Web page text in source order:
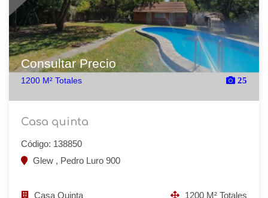
Consultar Precio
1200 M² Totales 25
Casa quinta
Código: 138850
Glew , Pedro Luro 900
Casa Quinta 1200 M² Totales